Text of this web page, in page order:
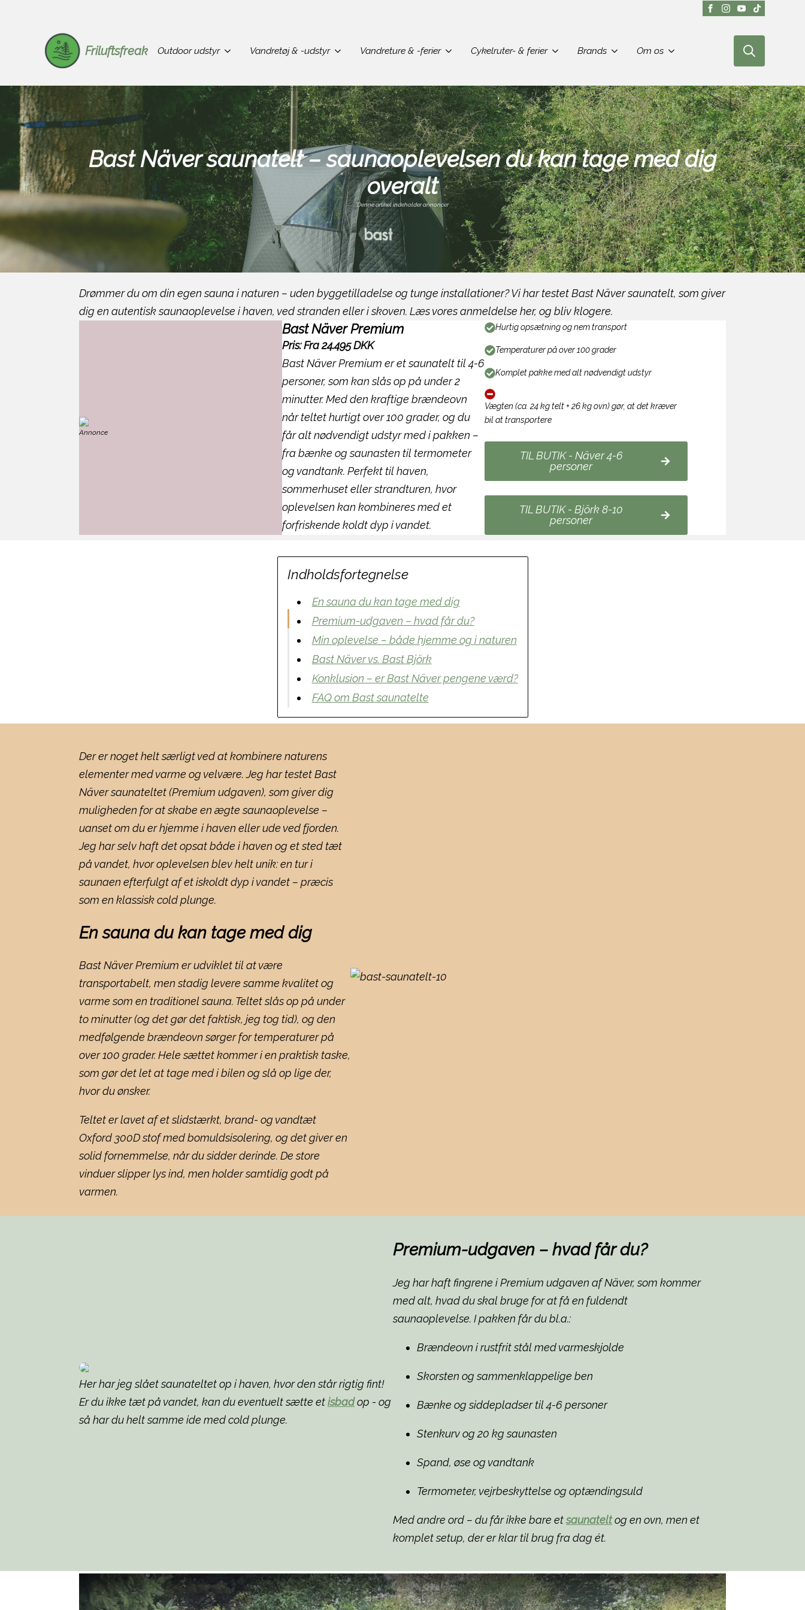
Friluftsfreak Outdoor udstyr Vandretøj & -udstyr Vandreture & -ferier Cykelruter- & ferier Brands Om os
for:
Bast Näver saunatelt – saunaoplevelsen du kan tage med dig
overalt
Denne artikel indeholder annoncer
Drømmer du om din egen sauna i naturen – uden byggetilladelse og tunge installationer? Vi har testet Bast Näver saunatelt, som giver
dig en autentisk saunaoplevelse i haven, ved stranden eller i skoven. Læs vores anmeldelse her, og bliv klogere.
Annonce
Bast Näver Premium
Pris: Fra 24.495 DKK
Bast Näver Premium er et saunatelt til 4-6
personer, som kan slås op på under 2
minutter. Med den kraftige brændeovn
når teltet hurtigt over 100 grader, og du
får alt nødvendigt udstyr med i pakken –
fra bænke og saunasten til termometer
og vandtank. Perfekt til haven,
sommerhuset eller strandturen, hvor
oplevelsen kan kombineres med et
forfriskende koldt dyp i vandet.
Hurtig opsætning og nem transport
Temperaturer på over 100 grader
Komplet pakke med alt nødvendigt udstyr
Vægten (ca. 24 kg telt + 26 kg ovn) gør, at det kræver
bil at transportere
TIL BUTIK - Näver 4-6
personer
TIL BUTIK - Björk 8-10
personer
Indholdsfortegnelse
En sauna du kan tage med dig
Premium-udgaven – hvad får du?
Min oplevelse – både hjemme og i naturen
Bast Näver vs. Bast Björk
Konklusion – er Bast Näver pengene værd?
FAQ om Bast saunatelte
Der er noget helt særligt ved at kombinere naturens
elementer med varme og velvære. Jeg har testet Bast
Näver saunateltet (Premium udgaven), som giver dig
muligheden for at skabe en ægte saunaoplevelse –
uanset om du er hjemme i haven eller ude ved fjorden.
Jeg har selv haft det opsat både i haven og et sted tæt
på vandet, hvor oplevelsen blev helt unik: en tur i
saunaen efterfulgt af et iskoldt dyp i vandet – præcis
som en klassisk cold plunge.
En sauna du kan tage med dig
Bast Näver Premium er udviklet til at være
transportabelt, men stadig levere samme kvalitet og
varme som en traditionel sauna. Teltet slås op på under
to minutter (og det gør det faktisk, jeg tog tid), og den
medfølgende brændeovn sørger for temperaturer på
over 100 grader. Hele sættet kommer i en praktisk taske,
som gør det let at tage med i bilen og slå op lige der,
hvor du ønsker.
Teltet er lavet af et slidstærkt, brand- og vandtæt
Oxford 300D stof med bomuldsisolering, og det giver en
solid fornemmelse, når du sidder derinde. De store
vinduer slipper lys ind, men holder samtidig godt på
varmen.
Her har jeg slået saunateltet op i haven, hvor den står rigtig fint!
Er du ikke tæt på vandet, kan du eventuelt sætte etisbadop - og
så har du helt samme ide med cold plunge.
Premium-udgaven – hvad får du?
Jeg har haft fingrene i Premium udgaven af Näver, som kommer
med alt, hvad du skal bruge for at få en fuldendt
saunaoplevelse. I pakken får du bl.a.:
Brændeovn i rustfrit stål med varmeskjolde
Skorsten og sammenklappelige ben
Bænke og siddepladser til 4-6 personer
Stenkurv og 20 kg saunasten
Spand, øse og vandtank
Termometer, vejrbeskyttelse og optændingsuld
Med andre ord – du får ikke bare etsaunateltog en ovn, men et
komplet setup, der er klar til brug fra dag ét.